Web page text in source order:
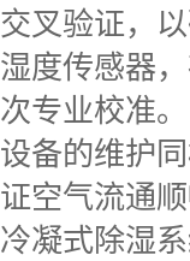
交叉验证，
湿度传感器
次专业校准。
设备的维护
证空气流通
冷凝式除湿